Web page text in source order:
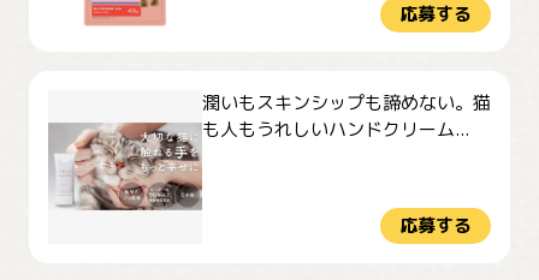
応募する
潤いもスキンシップも諦めない。猫
も人もうれしいハンドクリーム...
応募する